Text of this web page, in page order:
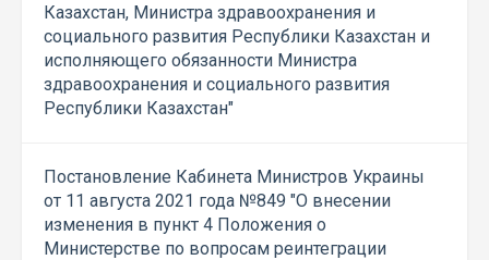
Казахстан, Министра здравоохранения и
социального развития Республики Казахстан и
исполняющего обязанности Министра
здравоохранения и социального развития
Республики Казахстан"
Постановление Кабинета Министров Украины
от 11 августа 2021 года №849 "О внесении
изменения в пункт 4 Положения о
Министерстве по вопросам реинтеграции